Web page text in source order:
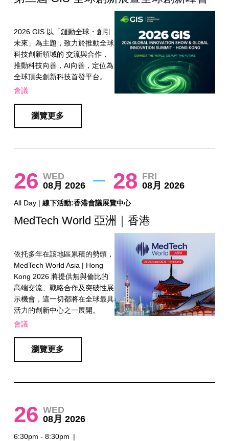
2026 GIS 以「鏈動全球・創引
未來」為主題，致力於推動全球
科技創新領域的 交流與合作，
推動科技向善，AI向善，定位為
全球頂尖創新科技首發平台。
會議
瀏覽更多
26 WED
08月 2026
28 FRI
08月 2026
All Day | 線下活動:香港會議展覽中心
MedTech World 亞洲｜香港
依托多年在該地區累積的勢頭，
MedTech World Asia | Hong
Kong 2026 將提供無與倫比的
高端交流、戰略合作及突破性展
示機會，這一切都將在全球最具
活力的創新中心之一展開。
會議
瀏覽更多
26 WED
08月 2026
6:30pm - 8:30pm |